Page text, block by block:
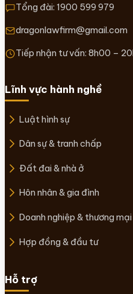
Tổng đài: 1900 599 979
dragonlawfirm@gmail.com
Tiếp nhận tư vấn: 8h00 –
Lĩnh vực hành nghề
Luật hình sự
Dân sự & tranh chấp
Đất đai & nhà ở
Hôn nhân & gia đình
Doanh nghiệp & thương mại
Hợp đồng & đầu tư
Hỗ trợ